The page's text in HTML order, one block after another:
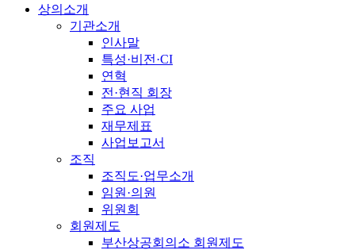
상의소개
기관소개
인사말
특성·비전·CI
연혁
전·현직 회장
주요 사업
재무제표
사업보고서
조직
조직도·업무소개
임원·의원
위원회
회원제도
부산상공회의소 회원제도